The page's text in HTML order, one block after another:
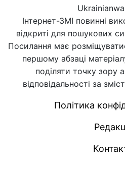
Інтернет-ЗМІ повинні
відкриті для пошукових
Посилання має
першому абзаці
поділяти точку зору
відповідальності за
Політика